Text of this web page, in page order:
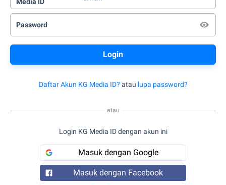
Password
Daftar Akun KG Media ID? atau lupa password?
atau
Login KG Media ID dengan akun ini
Masuk dengan Google
Masuk dengan Facebook